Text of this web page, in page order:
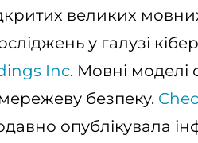
великих
у галузі
Inc. Мовні
безпеку.
опублікувала